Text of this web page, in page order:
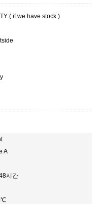
( if we have stock )
A
시간